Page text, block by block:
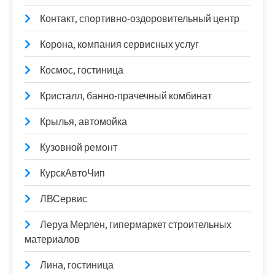
Контакт, спортивно-оздоровительный центр
Корона, компания сервисных услуг
Космос, гостиница
Кристалл, банно-прачечный комбинат
Крылья, автомойка
Кузовной ремонт
КурскАвтоЧип
ЛВСервис
Леруа Мерлен, гипермаркет строительных
материалов
Лина, гостиница